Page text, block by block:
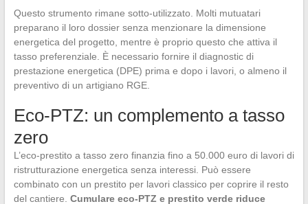
Questo strumento rimane sotto-utilizzato. Molti mutuatari
preparano il loro dossier senza menzionare la dimensione
energetica del progetto, mentre è proprio questo che attiva il
tasso preferenziale. È necessario fornire il diagnostic di
prestazione energetica (DPE) prima e dopo i lavori, o almeno il
preventivo di un artigiano RGE.
Eco-PTZ: un complemento a tasso
zero
L’eco-prestito a tasso zero finanzia fino a 50.000 euro di lavori di
ristrutturazione energetica senza interessi. Può essere
combinato con un prestito per lavori classico per coprire il resto
del cantiere. Cumulare eco-PTZ e prestito verde riduce